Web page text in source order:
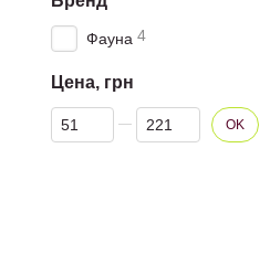
Фауна 4
Цена, грн
От Цена, грн
До Цена, грн
OK